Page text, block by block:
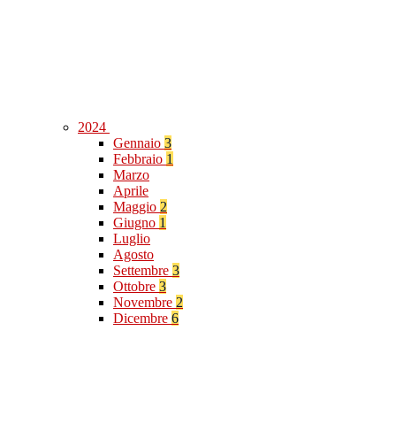
2024
Gennaio 3
Febbraio 1
Marzo
Aprile
Maggio 2
Giugno 1
Luglio
Agosto
Settembre 3
Ottobre 3
Novembre 2
Dicembre 6